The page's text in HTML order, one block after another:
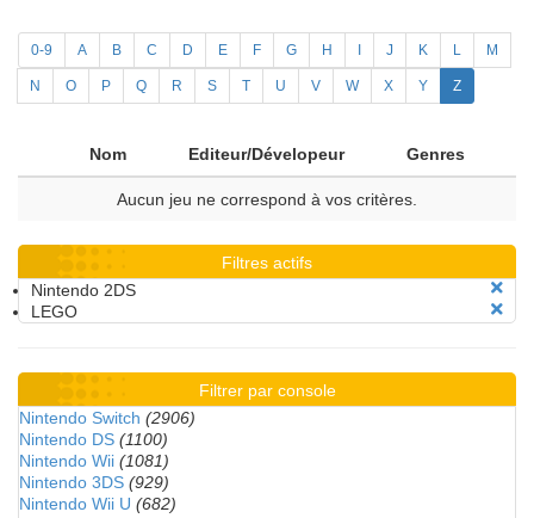
0-9 A B C D E F G H J K L M
N O P Q R S T U V W X Y Z
Nom Editeur/Dévelopeur Genres
Aucun jeu ne correspond à vos critères.
Filtres actifs
Nintendo 2DS
LEGO
Filtrer par console
Nintendo Switch (2906)
Nintendo DS (1100)
Nintendo Wii (1081)
Nintendo 3DS (929)
Nintendo Wii U (682)